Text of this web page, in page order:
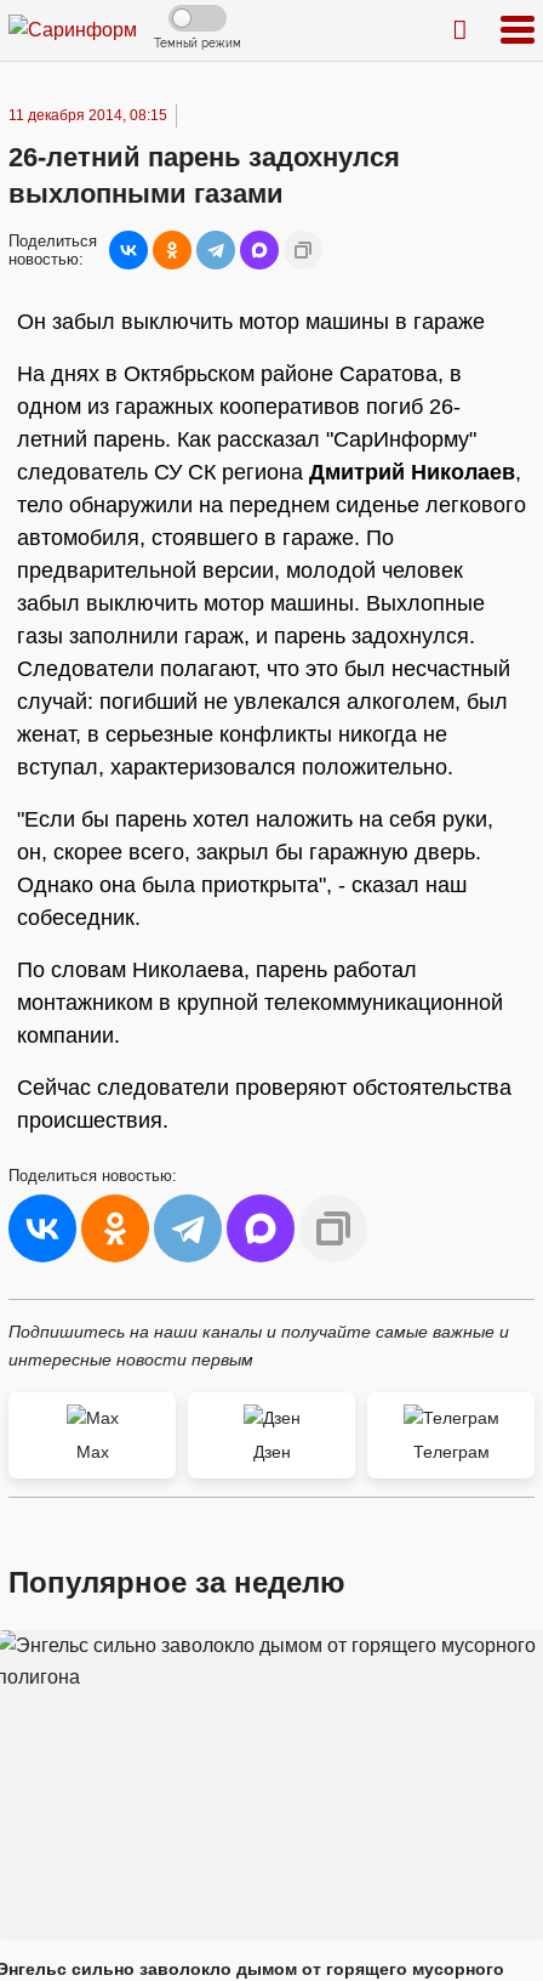
Темный режим
11 декабря 2014, 08:15
26-летний парень задохнулся
выхлопными газами
Поделиться
новостью:
Он забыл выключить мотор машины в гараже
На днях в Октябрьском районе Саратова, в
одном из гаражных кооперативов погиб 26-
летний парень. Как рассказал "СарИнформу"
следователь СУ СК региона Дмитрий Николаев,
тело обнаружили на переднем сиденье легкового
автомобиля, стоявшего в гараже. По
предварительной версии, молодой человек
забыл выключить мотор машины. Выхлопные
газы заполнили гараж, и парень задохнулся.
Следователи полагают, что это был несчастный
случай: погибший не увлекался алкоголем, был
женат, в серьезные конфликты никогда не
вступал, характеризовался положительно.
"Если бы парень хотел наложить на себя руки,
он, скорее всего, закрыл бы гаражную дверь.
Однако она была приоткрыта", - сказал наш
собеседник.
По словам Николаева, парень работал
монтажником в крупной телекоммуникационной
компании.
Сейчас следователи проверяют обстоятельства
происшествия.
Поделиться новостью:
Подпишитесь на наши каналы и получайте самые важные и
интересные новости первым
Max Дзен Телеграм
Популярное за неделю
сильно заволокло дымом от горящего мусорного